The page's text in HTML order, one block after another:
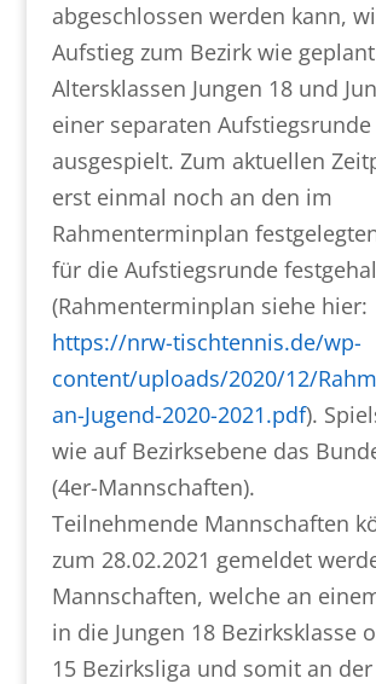
abgeschlossen werden kann,
Aufstieg zum Bezirk wie
Altersklassen Jungen 18 und
einer separaten Aufstiegsrunde
ausgespielt. Zum aktuellen
erst einmal noch an den im
Rahmenterminplan
für die Aufstiegsrunde
(Rahmenterminplan siehe hier:
https://nrw-tischtennis.de/wp-
content/uploads/2020/12/
an-Jugend-2020-2021.pdf).
wie auf Bezirksebene das
(4er-Mannschaften).
Teilnehmende Mannschaften
zum 28.02.2021 gemeldet
Mannschaften, welche an
in die Jungen 18 Bezirksklasse
15 Bezirksliga und somit an